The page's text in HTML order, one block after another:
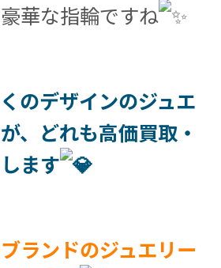
華な指輪ですね
のデザインのジュエ
、どれも高価買取・
ます
ランドのジュエリー